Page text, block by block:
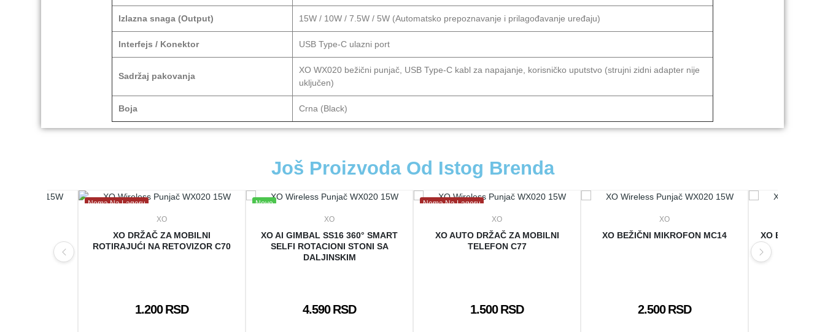
Izlazna snaga (Output) 15W / 10W / 7.5W / 5W (Automatsko prepoznavanje i prilagođavanje uređaju)
Interfejs / Konektor USB Type-C ulazni port
Sadržaj pakovanja
XO WX020 bežični punjač, USB Type-C kabl za napajanje, korisničko uputstvo (strujni zidni adapter nije
uključen)
Boja Crna (Black)
Još Proizvoda Od Istog Brenda
Nema Na Lageru
XO
XO DRŽAČ ZA MOBILNI
ROTIRAJUĆI NA RETOVIZOR C70
1.200 RSD
Novo
XO
XO AI GIMBAL SS16 360° SMART
SELFI ROTACIONI STONI SA
DALJINSKIM
4.590 RSD
Nema Na Lageru
XO
XO AUTO DRŽAČ ZA MOBILNI
TELEFON C77
1.500 RSD
XO
XO BEŽIČNI MIKROFON MC14
2.500 RSD
XO